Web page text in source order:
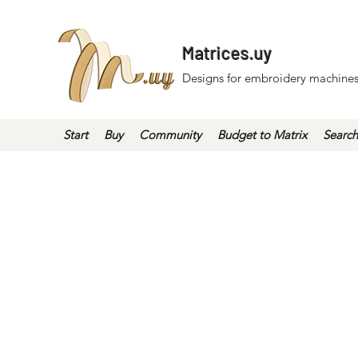
Matrices.uy
Designs for embroidery
Start Buy Community Budget to Matrix